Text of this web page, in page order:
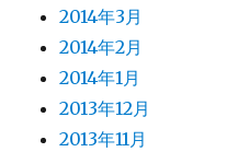
2014年3月
2014年2月
2014年1月
2013年12月
2013年11月